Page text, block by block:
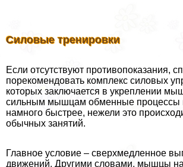
Силовые тренировки
Если отсутствуют противопоказания,
порекомендовать комплекс силовых
которых заключается в укреплении
сильным мышцам обменные процессы
намного быстрее, нежели это
обычных занятий.
Главное условие – сверхмедленное
движений. Другими словами, мышцы